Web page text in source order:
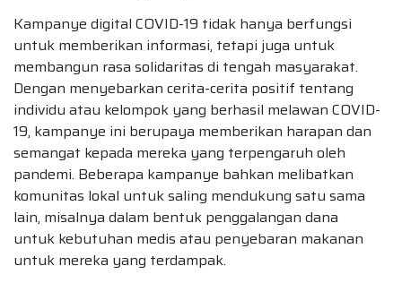
Kampanye digital COVID-19 tidak hanya berfungsi
untuk memberikan informasi, tetapi juga untuk
membangun rasa solidaritas di tengah masyarakat.
Dengan menyebarkan cerita-cerita positif tentang
individu atau kelompok yang berhasil melawan COVID-
19, kampanye ini berupaya memberikan harapan dan
semangat kepada mereka yang terpengaruh oleh
pandemi. Beberapa kampanye bahkan melibatkan
komunitas lokal untuk saling mendukung satu sama
lain, misalnya dalam bentuk penggalangan dana
untuk kebutuhan medis atau penyebaran makanan
untuk mereka yang terdampak.